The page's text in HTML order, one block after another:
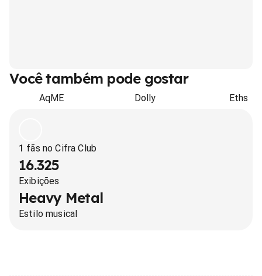
Você também pode gostar
AqME Dolly Eths
1 fãs no Cifra Club
16.325
Exibições
Heavy Metal
Estilo musical